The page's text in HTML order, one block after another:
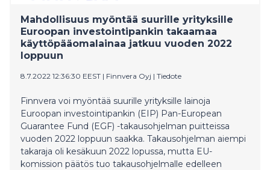
lyhytaikainen varainhankinta. Ta
Mahdollisuus myöntää suurille yrityksille
Euroopan investointipankin takaamaa
käyttöpääomalainaa jatkuu vuoden 2022
loppuun
8.7.2022 12:36:30 EEST | Finnvera Oyj | Tiedote
Finnvera voi myöntää suurille yrityksille lainoja
Euroopan investointipankin (EIP) Pan-European
Guarantee Fund (EGF) -takausohjelman puitteissa
vuoden 2022 loppuun saakka. Takausohjelman aiempi
takaraja oli kesäkuun 2022 lopussa, mutta EU-
komission päätös tuo takausohjelmalle edelleen